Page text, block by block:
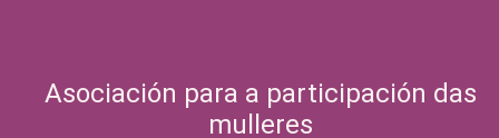
Asociación para a participación das
mulleres